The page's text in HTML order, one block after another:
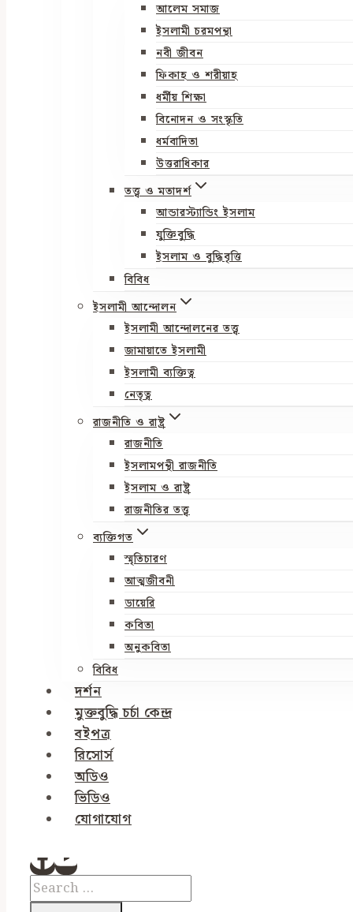
আলেম সমাজ
ইসলামী চরমপন্থা
নবী জীবন
ফিকাহ ও শরীয়াহ
ধর্মীয় শিক্ষা
বিনোদন ও সংস্কৃতি
ধর্মবাদিতা
উত্তরাধিকার
তত্ত্ব ও মতাদর্শ
আন্ডারস্ট্যান্ডিং ইসলাম
যুক্তিবুদ্ধি
ইসলাম ও বুদ্ধিবৃত্তি
বিবিধ
ইসলামী আন্দোলন
ইসলামী আন্দোলনের তত্ত্ব
জামায়াতে ইসলামী
ইসলামী ব্যক্তিত্ব
নেতৃত্ব
রাজনীতি ও রাষ্ট্র
রাজনীতি
ইসলামপন্থী রাজনীতি
ইসলাম ও রাষ্ট্র
রাজনীতির তত্ত্ব
ব্যক্তিগত
স্মৃতিচারণ
আত্মজীবনী
ডায়েরি
কবিতা
অনুকবিতা
বিবিধ
দর্শন
মুক্তবুদ্ধি চর্চা কেন্দ্র
বইপত্র
রিসোর্স
অডিও
ভিডিও
যোগাযোগ
Search
for: